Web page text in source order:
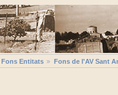
Fons Entitats Fons de l'AV Sant